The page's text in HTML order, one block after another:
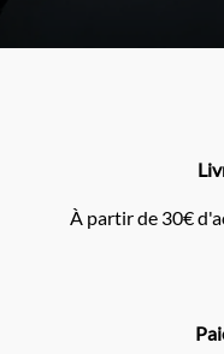
À partir de 30€